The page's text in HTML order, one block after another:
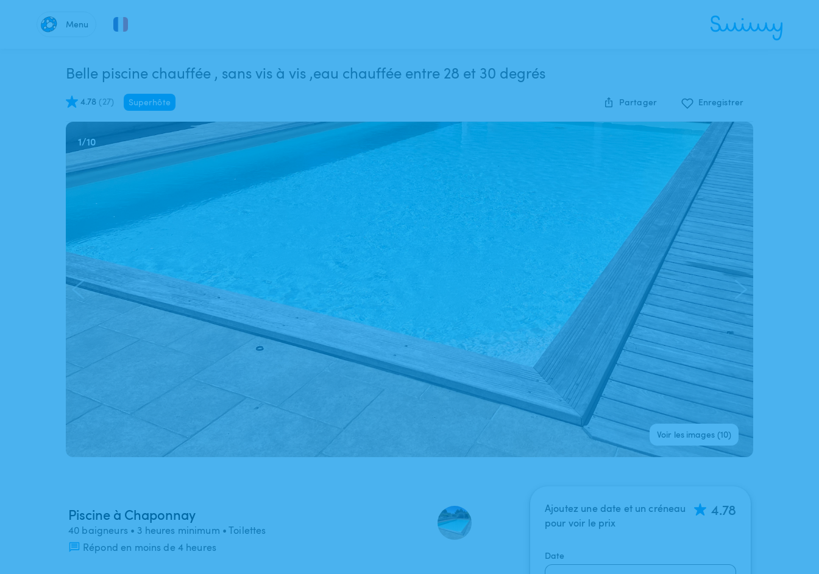
Menu
Belle piscine chauffée , sans vis à vis ,eau chauffée entre 28 et 30 degrés
4.78 (27) Superhôte Partager Enregistrer
1/10
Voir les images (10)
Piscine à Chaponnay
40 baigneurs • 3 heures minimum • Toilettes
Répond en moins de 4 heures
Ajoutez une date et un créneau
pour voir le prix
4.78
Date